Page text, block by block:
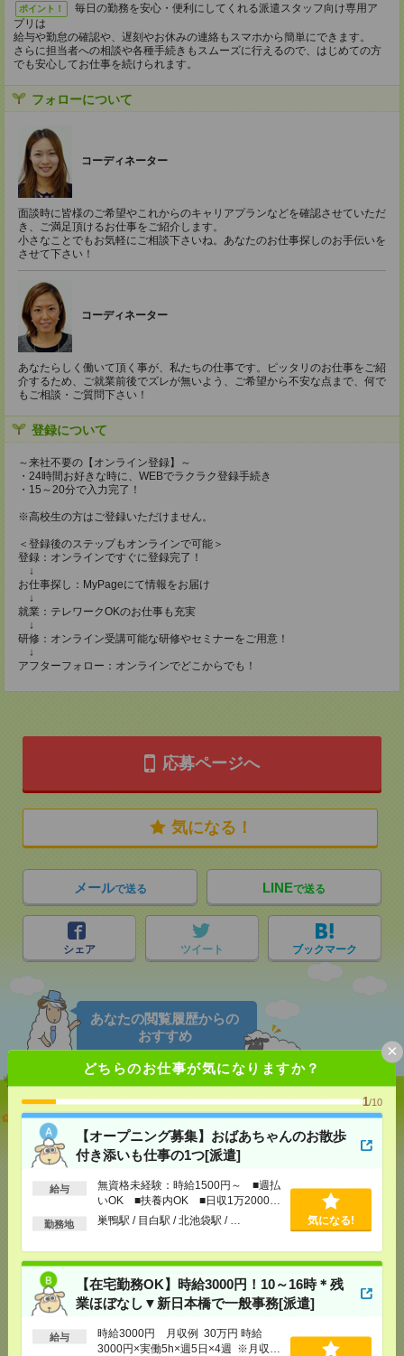
どちらのお仕事が気になりますか？
1/10
【オープニング募集】おばあちゃんのお散歩
付き添いも仕事の1つ[派遣]
給与
無資格未経験：時給1500円～ ■週払
いOK ■扶養内OK ■日収1万2000円
以上
勤務地 巣鴨駅 / 目白駅 / 北池袋駅 / … 気になる!
【在宅勤務OK】時給3000円！10～16時＊残
業ほぼなし▼新日本橋で一般事務[派遣]
給与
時給3000円 月収例 30万円 時給
3000円×実働5h×週5日×4週 ※月収例
×
ポイント！
毎日の勤務を安心・便利にしてくれる派遣スタッフ向け専用ア
プリは
給与や勤怠の確認や、遅刻やお休みの連絡もスマホから簡単にできます。
さらに担当者への相談や各種手続きもスムーズに行えるので、はじめての方
でも安心してお仕事を続けられます。
フォローについて
コーディネーター
面談時に皆様のご希望やこれからのキャリアプランなどを確認させていただ
き、ご満足頂けるお仕事をご紹介します。
小さなことでもお気軽にご相談下さいね。あなたのお仕事探しのお手伝いを
させて下さい！
コーディネーター
あなたらしく働いて頂く事が、私たちの仕事です。ピッタリのお仕事をご紹
介するため、ご就業前後でズレが無いよう、ご希望から不安な点まで、何で
もご相談・ご質問下さい！
登録について
～来社不要の【オンライン登録】～
・24時間お好きな時に、WEBでラクラク登録手続き
・15～20分で入力完了！
※高校生の方はご登録いただけません。
＜登録後のステップもオンラインで可能＞
登録：オンラインですぐに登録完了！
↓
お仕事探し：MyPageにて情報をお届け
↓
就業：テレワークOKのお仕事も充実
↓
研修：オンライン受講可能な研修やセミナーをご用意！
↓
アフターフォロー：オンラインでどこからでも！
応募ページへ
気になる！
メールで送る LINEで送る
シェア ツイート ブックマーク
あなたの閲覧履歴からの
おすすめ
【オープニング募集】おばあちゃんのお散歩付き添
いも仕事の1つ[派遣]
[給 与]無資格未経験：時給1500円～ ■週払い
OK ■扶養内OK ■日収1万2000円以上
交通費全額支給
[勤務地]巣鴨駅/目白駅/北池袋駅/…
気になる！
【在宅勤務OK】時給3000円！10～16時＊残業ほぼな
し▼新日本橋で一般事務[派遣]
[給 与]時給3000円 月収例 30万円 時給3000円×
実働5h×週5日×4週 ※月収例を保証するものではあ
りません。※給与即受取りサービス利用可（利用条